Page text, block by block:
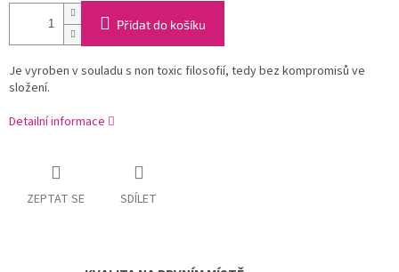
Přidat do košíku
Je vyroben v souladu s non toxic filosofií, tedy bez kompromisů ve
složení.
Detailní informace
ZEPTAT SE SDÍLET